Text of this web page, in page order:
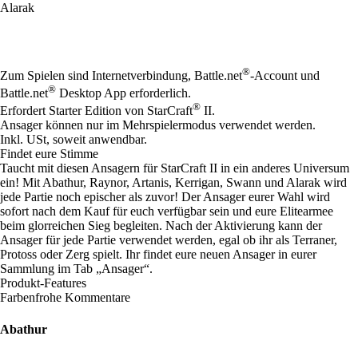
Alarak
Available actions
Zum Spielen sind Internetverbindung, Battle.net®-Account und
Battle.net® Desktop App erforderlich.
Erfordert Starter Edition von StarCraft® II.
Ansager können nur im Mehrspielermodus verwendet werden.
Inkl. USt, soweit anwendbar.
Findet eure Stimme
Taucht mit diesen Ansagern für StarCraft II in ein anderes Universum
ein! Mit Abathur, Raynor, Artanis, Kerrigan, Swann und Alarak wird
jede Partie noch epischer als zuvor! Der Ansager eurer Wahl wird
sofort nach dem Kauf für euch verfügbar sein und eure Elitearmee
beim glorreichen Sieg begleiten. Nach der Aktivierung kann der
Ansager für jede Partie verwendet werden, egal ob ihr als Terraner,
Protoss oder Zerg spielt. Ihr findet eure neuen Ansager in eurer
Sammlung im Tab „Ansager“.
Produkt-Features
Farbenfrohe Kommentare
Abathur